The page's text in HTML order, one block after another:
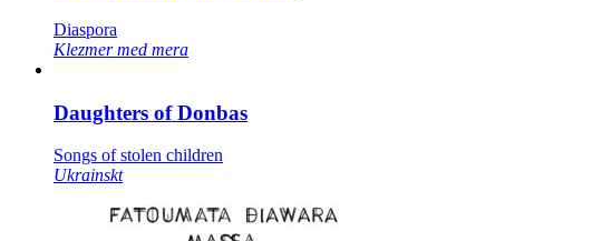
Diaspora
Klezmer med mera
Daughters of Donbas
Songs of stolen children
Ukrainskt